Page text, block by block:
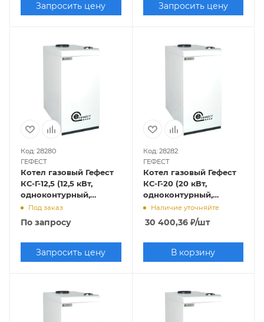
Запросить цену Запросить цену
Код: 28280
ГЕФЕСТ
Котел газовый Гефест
КС-Г-12,5 (12,5 кВт,
одноконтурный,
открытая камера
Под заказ
По запросу
Запросить цену
Код: 28282
ГЕФЕСТ
Котел газовый Гефест
КС-Г-20 (20 кВт,
одноконтурный,
открытая камера
Наличие уточняйте
30 400,36₽/шт
В корзину